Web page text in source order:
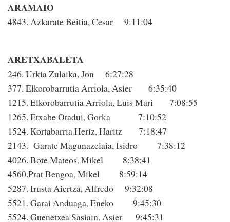
ARAMAIO
4843. Azkarate Beitia, Cesar 9:11:04
ARETXABALETA
246. Urkia Zulaika, Jon 6:27:28
377. Elkorobarrutia Arriola, Asier 6:35:40
1215. Elkorobarrutia Arriola, Luis Mari 7:08:55
1265. Etxabe Otadui, Gorka 7:10:52
1524. Kortabarria Heriz, Haritz 7:18:47
2143. Garate Magunazelaia, Isidro 7:38:12
4026. Bote Mateos, Mikel 8:38:41
4560.Prat Bengoa, Mikel 8:59:14
5287. Irusta Aiertza, Alfredo 9:32:08
5521. Garai Anduaga, Eneko 9:45:30
5524. Guenetxea Sasiain, Asier 9:45:31